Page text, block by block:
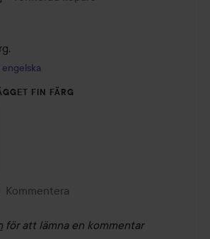
FIN FÄRG
Kommentera
för att lämna en kommentar